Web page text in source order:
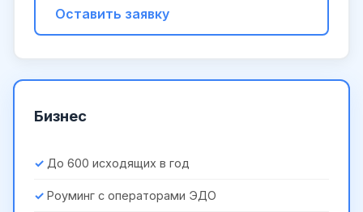
Оставить заявку
Бизнес
До 600 исходящих в год
Роуминг с операторами ЭДО